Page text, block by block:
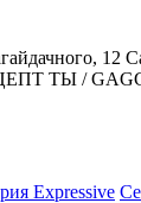
12
ТЫ /
Expressive